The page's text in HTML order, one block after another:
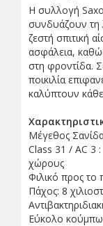
Η συλλογή
συνδυάζουν τη
ζεστή σπιτική
ασφάλεια,
στη φροντίδα.
ποικιλία
καλύπτουν
Μέγεθος
Class 31 / AC 3 :
χώρους
Φιλικό προς το
Πάχος: 8
Εύκολο